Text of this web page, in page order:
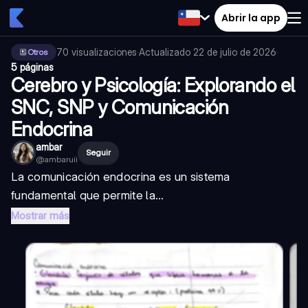
Abrir la app
Otros 70 visualizaciones·Actualizado 22 de julio de 2026·
5 páginas
Cerebro y Psicología: Explorando el
SNC, SNP y Comunicación
Endocrina
ambar
@ambaruii
Seguir
La comunicación endocrina es un sistema
fundamental que permite la...
Mostrar más